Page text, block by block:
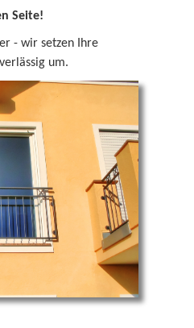
Seite!
- wir setzen Ihre
um.